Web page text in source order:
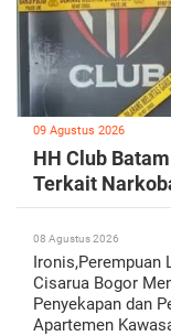
09 Agustus 2026
HH Club
Terkait
08 Agustus 2026
Ironis,Perempuan
Cisarua Bogor
Penyekapan dan
Apartemen